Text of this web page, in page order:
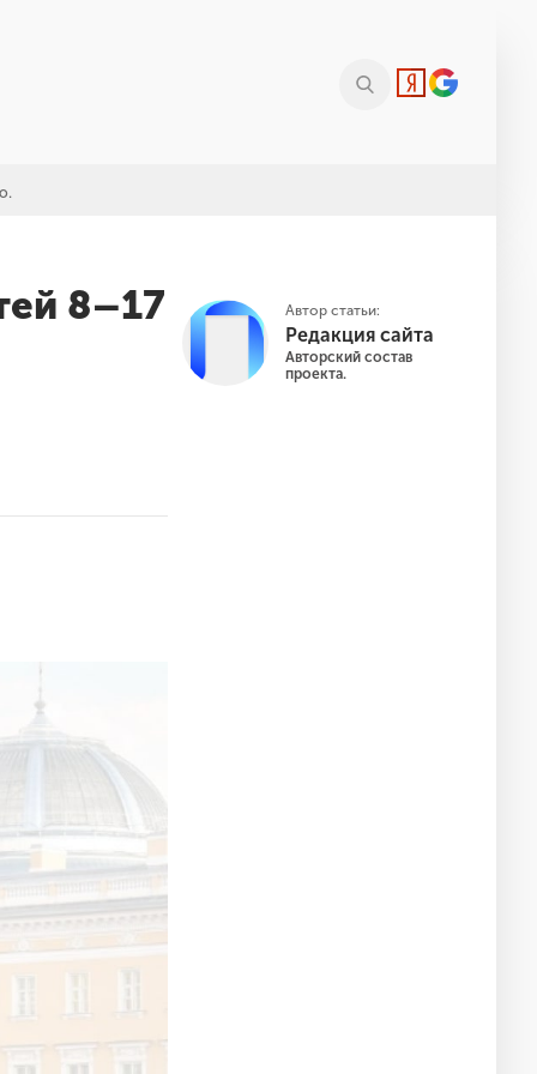
8–17 Автор статьи:
Редакция сайта
Авторский состав
проекта.